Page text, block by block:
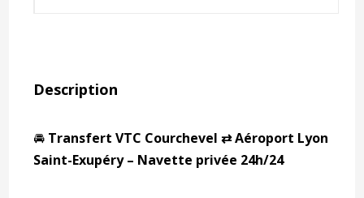
Description
🚘 Transfert VTC Courchevel ⇄ Aéroport Lyon
Saint-Exupéry – Navette privée 24h/24